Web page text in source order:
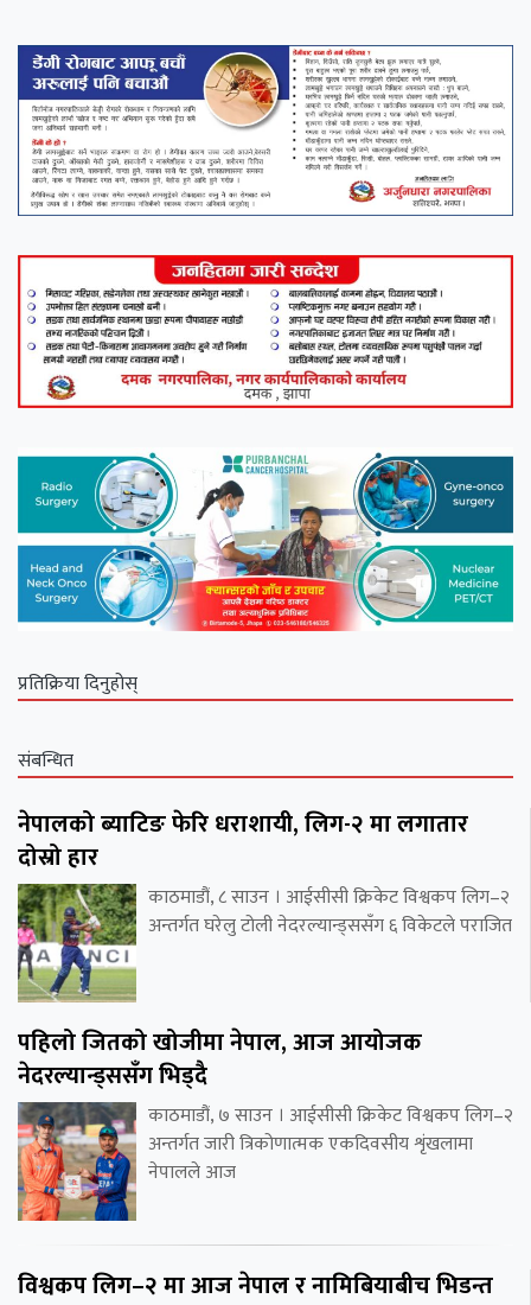
प्रतिक्रिया दिनुहोस्
संबन्धित
नेपालको ब्याटिङ फेरि धराशायी, लिग-२ मा लगातार
दोस्रो हार
काठमाडौं, ८ साउन । आईसीसी क्रिकेट विश्वकप लिग–२
अन्तर्गत घरेलु टोली नेदरल्यान्ड्ससँग ६ विकेटले पराजित
पहिलो जितको खोजीमा नेपाल, आज आयोजक
नेदरल्यान्ड्ससँग भिड्दै
काठमाडौं, ७ साउन । आईसीसी क्रिकेट विश्वकप लिग–२
अन्तर्गत जारी त्रिकोणात्मक एकदिवसीय शृंखलामा
नेपालले आज
विश्वकप लिग–२ मा आज नेपाल र नामिबियाबीच भिडन्त